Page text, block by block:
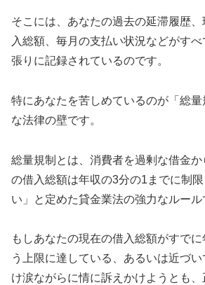
そこには、あなたの過去の延滞履歴
入総額、毎月の支払い状況などがす
張りに記録されているのです。
特にあなたを苦しめているのが「総
な法律の壁です。
総量規制とは、消費者を過剰な借金か
の借入総額は年収の3分の1までに制
い」と定めた貸金業法の強力なルール
もしあなたの現在の借入総額がすで
う上限に達している、あるいは近づ
け涙ながらに情に訴えかけようとも